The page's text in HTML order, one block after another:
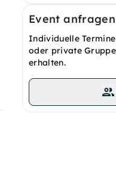
Event anfragen
Individuelle
oder private
erhalten.